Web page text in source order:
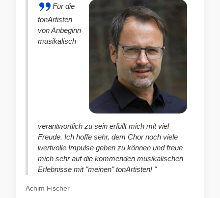
Für die
tonArtisten
von Anbeginn
musikalisch
verantwortlich zu sein erfüllt mich mit viel
Freude. Ich hoffe sehr, dem Chor noch viele
wertvolle Impulse geben zu können und freue
mich sehr auf die kommenden musikalischen
Erlebnisse mit "meinen" tonArtisten! "
Achim Fischer